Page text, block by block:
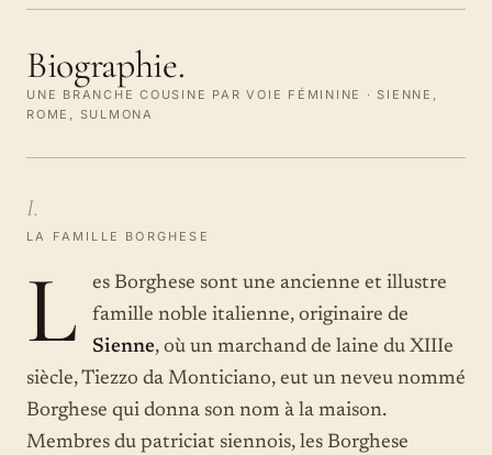
Biographie.
UNE BRANCHE COUSINE PAR VOIE FÉMININE · SIENNE,
ROME, SULMONA
I.
LA FAMILLE BORGHESE
L
es Borghese sont une ancienne et illustre
famille noble italienne, originaire de
Sienne, où un marchand de laine du XIIIe
siècle, Tiezzo da Monticiano, eut un neveu nommé
Borghese qui donna son nom à la maison.
Membres du patriciat siennois, les Borghese